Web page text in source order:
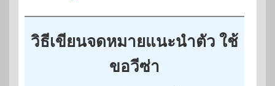
วิธีเขียนจดหมายแนะนำตัว ใช้
ขอวีซ่า